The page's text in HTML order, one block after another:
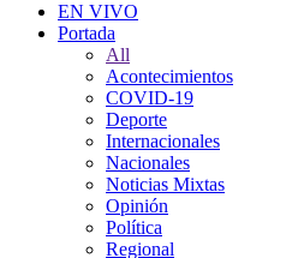
EN VIVO
Portada
All
Acontecimientos
COVID-19
Deporte
Internacionales
Nacionales
Noticias Mixtas
Opinión
Política
Regional